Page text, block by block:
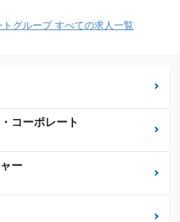
グループ すべての求人一覧
コーポレート
ー